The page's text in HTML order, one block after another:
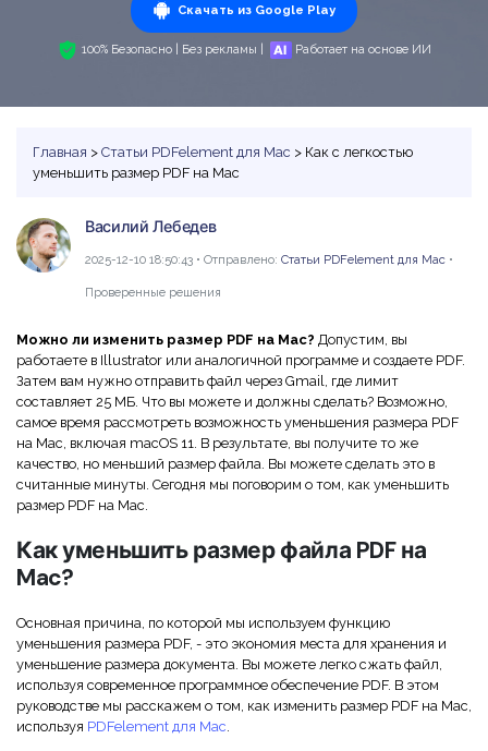
Сжать PDF
Читать PDF с ИИ
Больше Онлайн-Инструментов
Облако и SDK
PDFelement облако
PDFelement Pro DC
Новый PDFelement 12умнее, быстрее,
проще
От AI-функций до пакетных инструментов: новый
Индивидуальные
Конвертировать PDF
Организовать PDF
Обрезать PDF
Профессиональные
Подписать PDF
Подпись на основе сертификата
Пакетная обработка PDF
Скрыть фрагменты PDF Новый
Защита PDF паролем
Поделиться PDF
Комплексные решения
ИИ-детектор текста
Чат с документами
PDFelement Cloud
Использование ресурсов
Вопросы и ответы по продукту
Видеоуроки
Поддержка
Технические требования
Обратитесь в службу поддержки
Что нового
Каналы
Сообщество ВКонтакте
Программы для работы с PDF
Сравнение программа PDF
Функции MS Word
Статьи для Mac
Советы по работе с PDF на Mac
Сравнение программ для Mac
Онлайн-инструмент и приложения PDF
Онлайн-инструмент PDF
Советы для мобильных
Команда и Бизнес
Скачать бесплатно Купить
Скачать из Google Play
100% Безопасно | Без рекламы | Работает на основе ИИ
Главная > Статьи PDFelement для Mac > Как с легкостью
уменьшить размер PDF на Mac
Василий Лебедев
2025-12-10 18:50:43 • Отправлено: Статьи PDFelement для Mac•
Проверенные решения
Можно ли изменить размер PDF на Mac? Допустим, вы
работаете в Illustrator или аналогичной программе и создаете PDF.
Затем вам нужно отправить файл через Gmail, где лимит
составляет 25 МБ. Что вы можете и должны сделать? Возможно,
самое время рассмотреть возможность уменьшения размера PDF
на Mac, включая macOS 11. В результате, вы получите то же
качество, но меньший размер файла. Вы можете сделать это в
считанные минуты. Сегодня мы поговорим о том, как уменьшить
размер PDF на Mac.
Как уменьшить размер файла PDF на
Mac?
Основная причина, по которой мы используем функцию
уменьшения размера PDF, - это экономия места для хранения и
уменьшение размера документа. Вы можете легко сжать файл,
используя современное программное обеспечение PDF. В этом
руководстве мы расскажем о том, как изменить размер PDF на Mac,
используя PDFelement для Mac